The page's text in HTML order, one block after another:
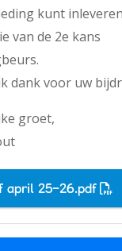
kunt
van de 2e kans
dank voor uw
groet,
april 25-26.pdf